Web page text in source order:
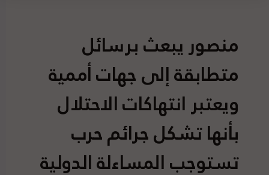
منصور يبعث برسائل
متطابقة إلى جهات أممية
ويعتبر انتهاكات الاحتلال
بأنها تشكل جرائم حرب
تستوجب المساءلة الدولية